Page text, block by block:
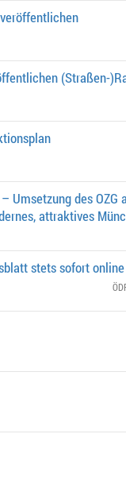
(Straßen-
Umsetzung des
attraktives
stets sofort